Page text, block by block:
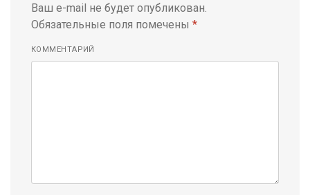
Ваш e-mail не будет опубликован.
Обязательные поля помечены *
КОММЕНТАРИЙ